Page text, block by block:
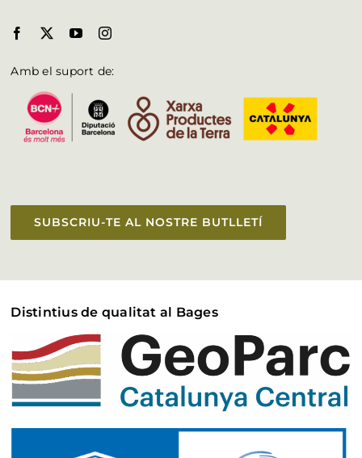
Amb el suport de:
SUBSCRIU-TE AL NOSTRE BUTLLETÍ
Distintius de qualitat al Bages